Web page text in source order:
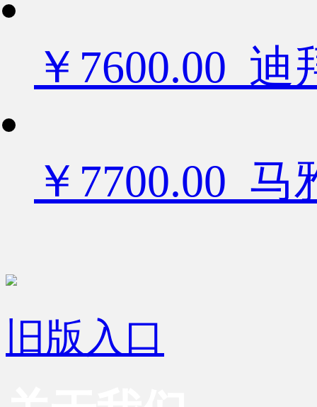
￥7600.00
￥7700.00 马
旧版入口